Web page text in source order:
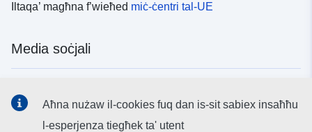
Iltaqa’ magħna f’wieħed miċ-ċentri tal-UE
Media soċjali
Aħna nużaw il-cookies fuq dan is-sit sabiex insaħħu
l-esperjenza tiegħek ta' utent